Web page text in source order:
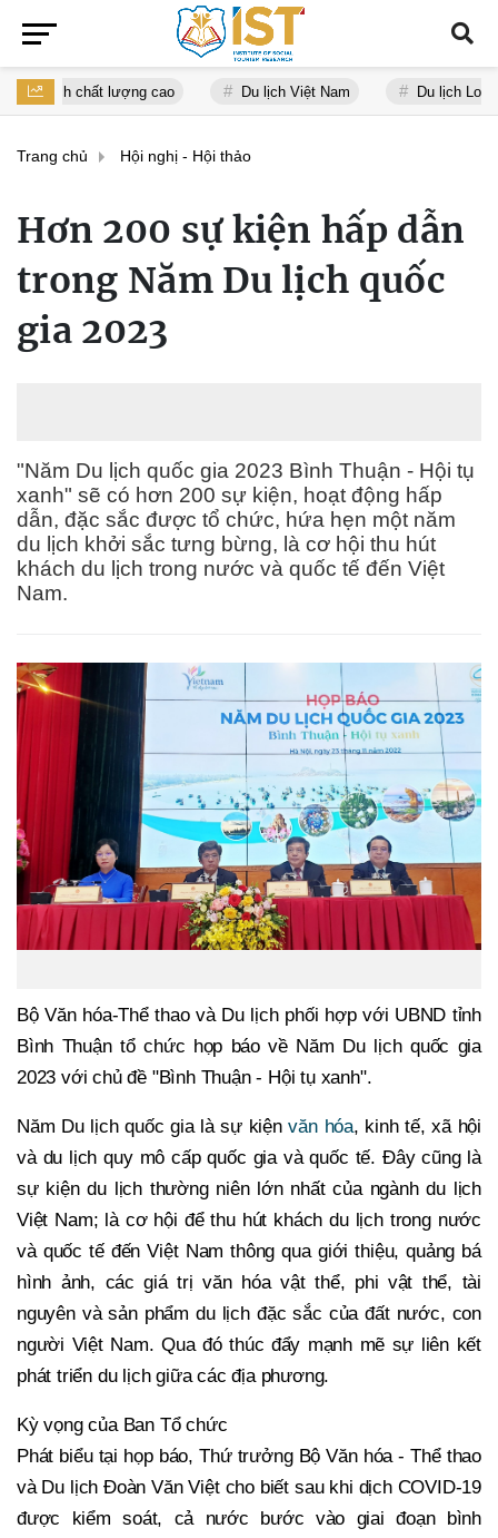
du lịch chất lượng cao Du lịch Việt Nam Du lịch Long
Trang chủ Hội nghị - Hội thảo
Hơn 200 sự kiện hấp dẫn
trong Năm Du lịch quốc
gia 2023
"Năm Du lịch quốc gia 2023 Bình Thuận - Hội tụ
xanh" sẽ có hơn 200 sự kiện, hoạt động hấp
dẫn, đặc sắc được tổ chức, hứa hẹn một năm
du lịch khởi sắc tưng bừng, là cơ hội thu hút
khách du lịch trong nước và quốc tế đến Việt
Nam.
Bộ Văn hóa-Thể thao và Du lịch phối hợp với UBND tỉnh
Bình Thuận tổ chức họp báo về Năm Du lịch quốc gia
2023 với chủ đề "Bình Thuận - Hội tụ xanh".
Năm Du lịch quốc gia là sự kiệnvăn hóa, kinh tế, xã hội
và du lịch quy mô cấp quốc gia và quốc tế. Đây cũng là
sự kiện du lịch thường niên lớn nhất của ngành du lịch
Việt Nam; là cơ hội để thu hút khách du lịch trong nước
và quốc tế đến Việt Nam thông qua giới thiệu, quảng bá
hình ảnh, các giá trị văn hóa vật thể, phi vật thể, tài
nguyên và sản phẩm du lịch đặc sắc của đất nước, con
người Việt Nam. Qua đó thúc đẩy mạnh mẽ sự liên kết
phát triển du lịch giữa các địa phương.
Kỳ vọng của Ban Tổ chức
Phát biểu tại họp báo, Thứ trưởng Bộ Văn hóa - Thể thao
và Du lịch Đoàn Văn Việt cho biết sau khi dịch COVID-19
được kiểm soát, cả nước bước vào giai đoạn bình